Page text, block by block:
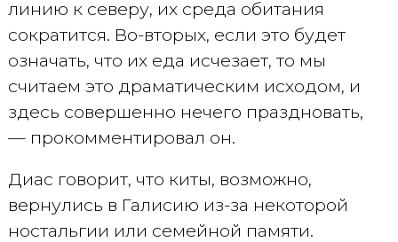
линию к северу, их среда обитания
сократится. Во-вторых, если это будет
означать, что их еда исчезает, то мы
считаем это драматическим исходом, и
здесь совершенно нечего праздновать,
— прокомментировал он.
Диас говорит, что киты, возможно,
вернулись в Галисию из-за некоторой
ностальгии или семейной памяти.